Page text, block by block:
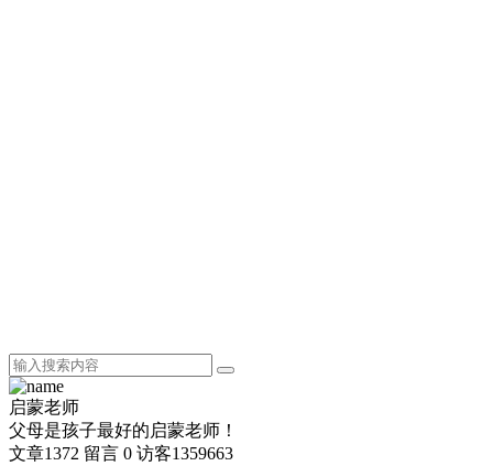
启蒙老师
父母是孩子最好的启蒙老师！
文章1372 留言 0 访客1359663